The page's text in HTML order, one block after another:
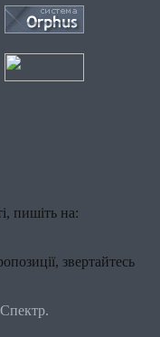
пишіть на:
звертайтесь